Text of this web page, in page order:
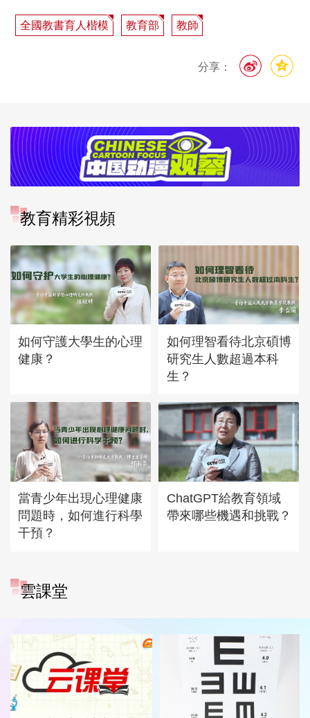
全國教書育人楷模 教育部 教師
分享：
教育精彩視頻
如何守護大學生的心理
健康？
如何理智看待北京碩博
研究生人數超過本科
生？
當青少年出現心理健康
問題時，如何進行科學
干預？
ChatGPT給教育領域
帶來哪些機遇和挑戰？
雲課堂